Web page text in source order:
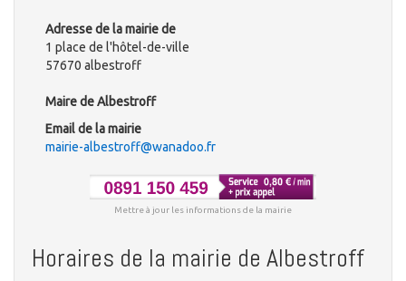
Adresse de la mairie de
1 place de l'hôtel-de-ville
57670 albestroff
Maire de Albestroff
Email de la mairie
mairie-albestroff@wanadoo.fr
Mettre à jour les informations de la mairie
Horaires de la mairie de Albestroff